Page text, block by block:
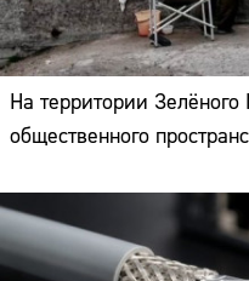
На территории
общественного